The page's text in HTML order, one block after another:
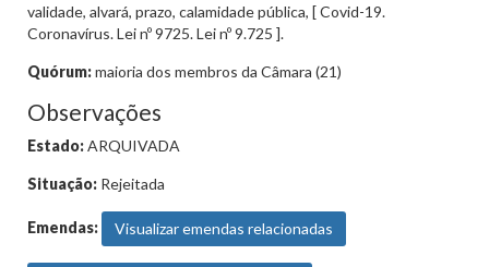
validade, alvará, prazo, calamidade pública, [ Covid-19.
Coronavírus. Lei nº 9725. Lei nº 9.725 ].
Quórum:maioria dos membros da Câmara (21)
Observações
Estado:ARQUIVADA
Situação: Rejeitada
Emendas: Visualizar emendas relacionadas